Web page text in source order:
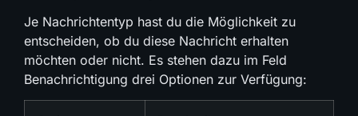
Je Nachrichtentyp hast du die Möglichkeit zu
entscheiden, ob du diese Nachricht erhalten
möchten oder nicht. Es stehen dazu im Feld
Benachrichtigung drei Optionen zur Verfügung: